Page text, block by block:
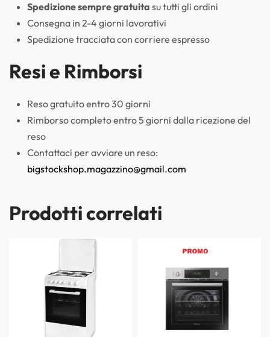
Spedizione sempre gratuita su tutti gli ordini
Consegna in 2-4 giorni lavorativi
Spedizione tracciata con corriere espresso
Resi e Rimborsi
Reso gratuito entro 30 giorni
Rimborso completo entro 5 giorni dalla ricezione del
reso
Contattaci per avviare un reso:
bigstockshop.magazzino@gmail.com
Prodotti correlati